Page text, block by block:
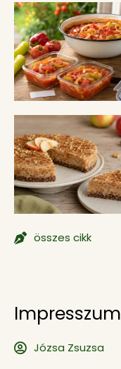
összes cikk
Impresszum
Józsa Zsuzsa